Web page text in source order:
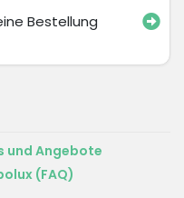
Bestellung
und Angebote
(FAQ)